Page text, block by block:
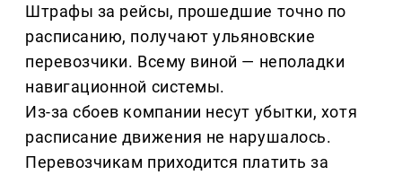
Штрафы за рейсы, прошедшие точно по
расписанию, получают ульяновские
перевозчики. Всему виной — неполадки
навигационной системы.
Из-за сбоев компании несут убытки, хотя
расписание движения не нарушалось.
Перевозчикам приходится платить за